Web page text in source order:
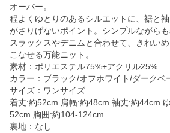
オーバー。
程よくゆとりのあるシルエットに、裾と
がさりげないポイント。シンプルながらも
スラックスやデニムと合わせて、きれい
こなせる万能ニット。
素材：ポリエステル75%+アクリル25%
カラー：ブラック/オフホワイト/ダークベ
サイズ：ワンサイズ
着丈:約52cm 肩幅:約48cm 袖丈:約44cm
52cm 胸囲:約104-124cm
裏地：なし